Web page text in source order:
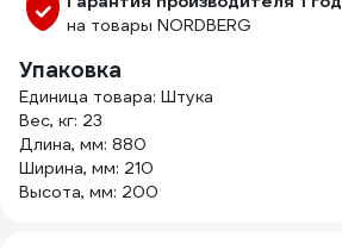
на товары NORDBERG
Упаковка
Единица товара: Штука
Вес, кг: 23
Длина, мм: 880
Ширина, мм: 210
Высота, мм: 200